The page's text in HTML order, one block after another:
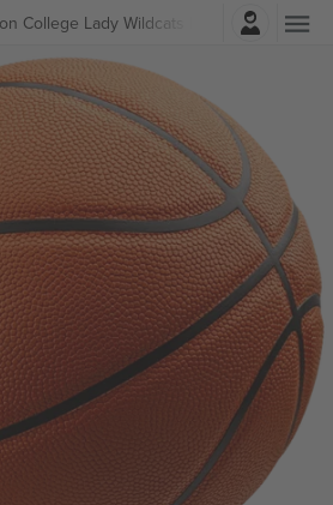
College Lady Wildcats Basketball lístkov
Prihlásenie